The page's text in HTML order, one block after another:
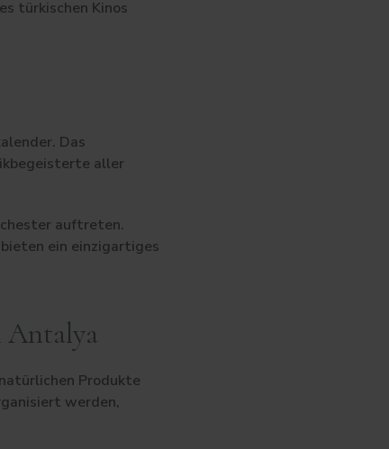
türkischen Kinos
Das
aller
auftreten.
ein einzigartiges
Antalya
Produkte
werden,